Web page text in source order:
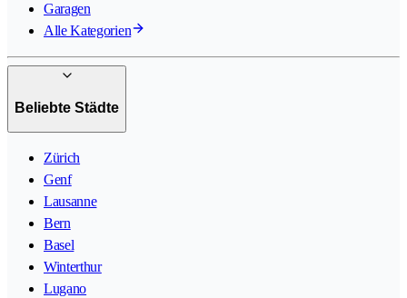
Garagen
Alle Kategorien
Beliebte Städte
Zürich
Genf
Lausanne
Bern
Basel
Winterthur
Lugano